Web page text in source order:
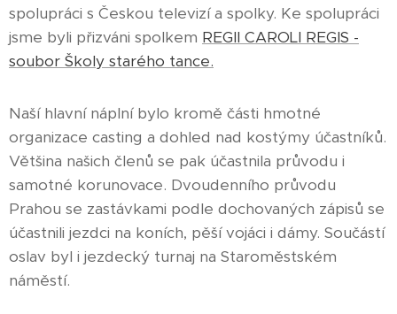
spolupráci s Českou televizí a spolky. Ke spolupráci
jsme byli přizváni spolkem REGII CAROLI REGIS -
soubor Školy starého tance.
Naší hlavní náplní bylo kromě části hmotné
organizace casting a dohled nad kostýmy účastníků.
Většina našich členů se pak účastnila průvodu i
samotné korunovace. Dvoudenního průvodu
Prahou se zastávkami podle dochovaných zápisů se
účastnili jezdci na koních, pěší vojáci i dámy. Součástí
oslav byl i jezdecký turnaj na Staroměstském
náměstí.